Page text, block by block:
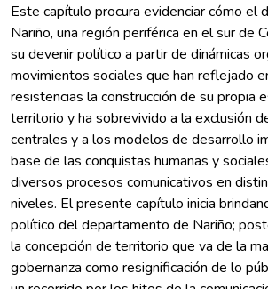
Este capítulo procura evidenciar cómo el
Nariño, una región periférica en el sur de
su devenir político a partir de dinámicas
movimientos sociales que han reflejado
resistencias la construcción de su propia
territorio y ha sobrevivido a la exclusión
centrales y a los modelos de desarrollo
base de las conquistas humanas y
diversos procesos comunicativos en
niveles. El presente capítulo inicia
político del departamento de Nariño;
la concepción de territorio que va de la
gobernanza como resignificación de lo